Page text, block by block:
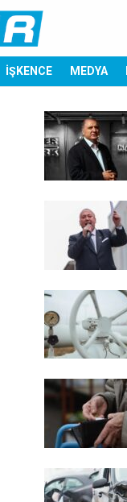
İŞKENCE MEDYA